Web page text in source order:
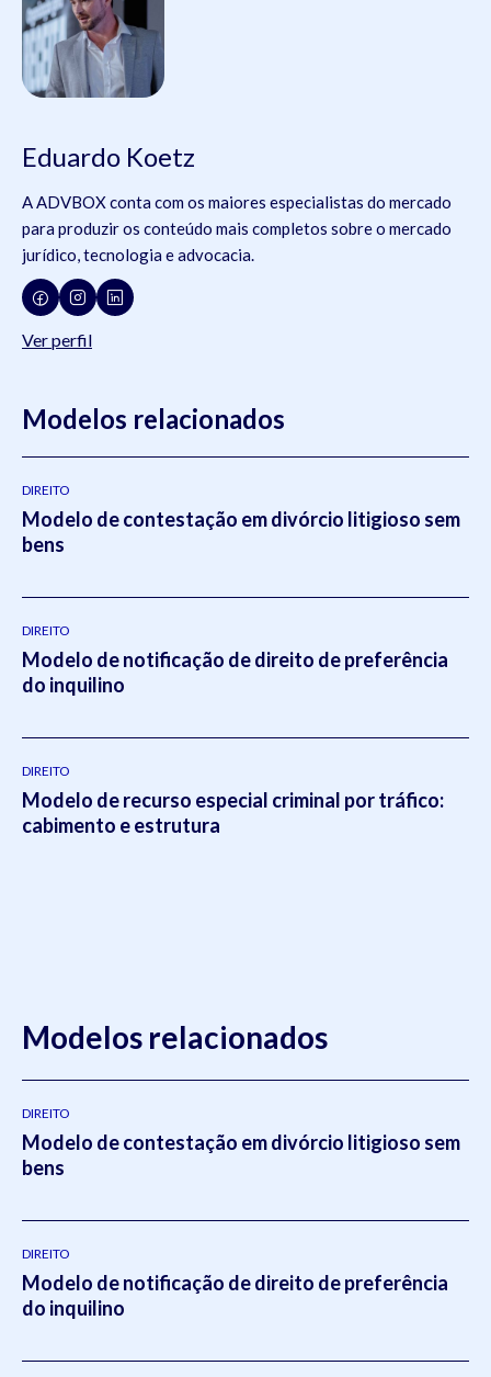
Eduardo Koetz
A ADVBOX conta com os maiores especialistas do mercado
para produzir os conteúdo mais completos sobre o mercado
jurídico, tecnologia e advocacia.
Ver perfil
Modelos relacionados
DIREITO
Modelo de contestação em divórcio litigioso sem
bens
DIREITO
Modelo de notificação de direito de preferência
do inquilino
DIREITO
Modelo de recurso especial criminal por tráfico:
cabimento e estrutura
Modelos relacionados
DIREITO
Modelo de contestação em divórcio litigioso sem
bens
DIREITO
Modelo de notificação de direito de preferência
do inquilino